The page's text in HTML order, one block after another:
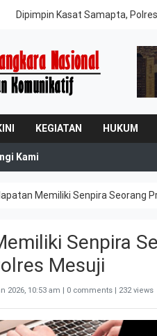
Dipimpin Kasat Samapta,
KEGIATAN HUKUM
Kami
Memiliki Senpira Seorang
Senpira
Mesuji
2026, 10:53 am | 0 comments | 232 views